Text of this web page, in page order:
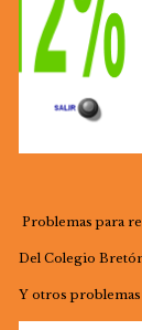
Problemas para
Del Colegio
Y otros problemas